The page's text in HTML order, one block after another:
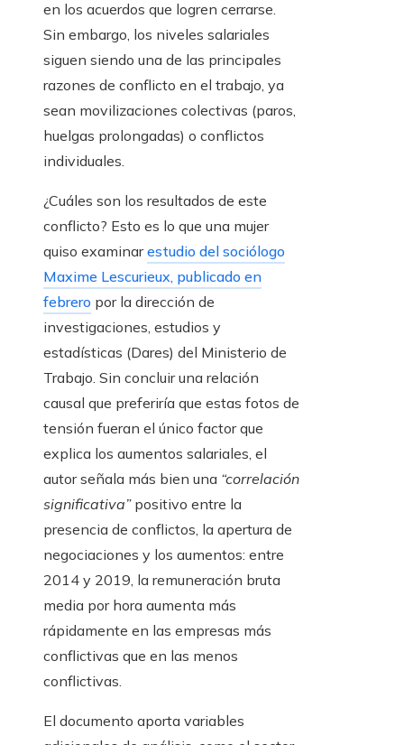
en los acuerdos que logren cerrarse.
Sin embargo, los niveles salariales
siguen siendo una de las principales
razones de conflicto en el trabajo, ya
sean movilizaciones colectivas (paros,
huelgas prolongadas) o conflictos
individuales.
¿Cuáles son los resultados de este
conflicto? Esto es lo que una mujer
quiso examinarestudio del sociólogo
Maxime Lescurieux, publicado en
febrero por la dirección de
investigaciones, estudios y
estadísticas (Dares) del Ministerio de
Trabajo. Sin concluir una relación
causal que preferiría que estas fotos de
tensión fueran el único factor que
explica los aumentos salariales, el
autor señala más bien una “correlación
significativa”positivo entre la
presencia de conflictos, la apertura de
negociaciones y los aumentos: entre
2014 y 2019, la remuneración bruta
media por hora aumenta más
rápidamente en las empresas más
conflictivas que en las menos
conflictivas.
El documento aporta variables